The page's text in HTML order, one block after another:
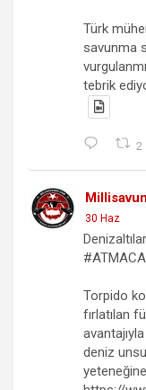
Türk
savunma
tebrik
2
30 Haz
Torpido
fırlatılan
deniz